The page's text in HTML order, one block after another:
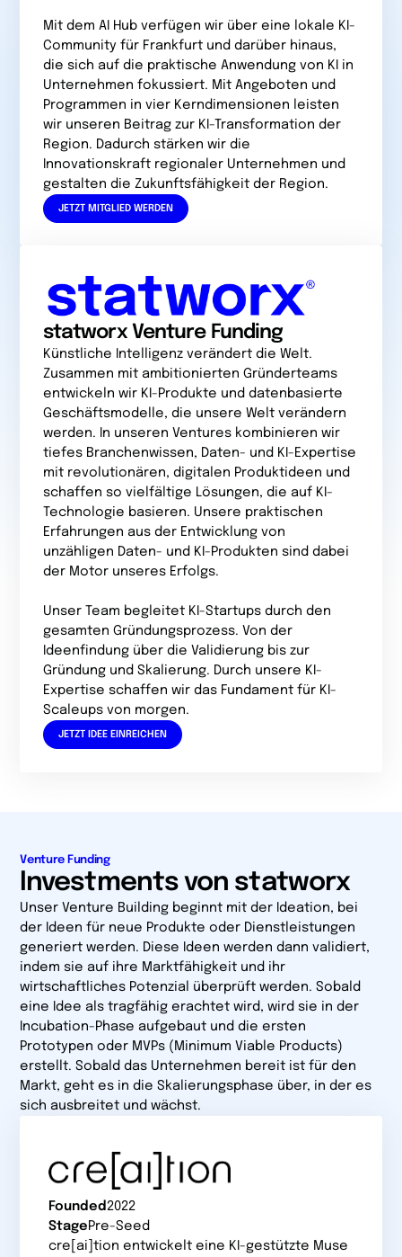
Mit dem AI Hub verfügen wir über eine lokale KI-
Community für Frankfurt und darüber hinaus,
die sich auf die praktische Anwendung von KI in
Unternehmen fokussiert. Mit Angeboten und
Programmen in vier Kerndimensionen leisten
wir unseren Beitrag zur KI-Transformation der
Region. Dadurch stärken wir die
Innovationskraft regionaler Unternehmen und
gestalten die Zukunftsfähigkeit der Region.
JETZT MITGLIED WERDEN
statworx Venture Funding
Künstliche Intelligenz verändert die Welt.
Zusammen mit ambi­tionierten Gründerteams
entwickeln wir KI-Produkte und datenbasierte
Geschäftsmodelle, die unsere Welt verändern
werden. In unseren Ventures kombinieren wir
tiefes Branchen­wissen, Daten- und KI-Expertise
mit revolutionären, digitalen Produktideen und
schaffen so vielfältige Lösungen, die auf KI-
Technologie basieren. Unsere praktischen
Erfahrungen aus der Entwicklung von
unzähligen Daten- und KI-Produkten sind dabei
der Motor unseres Erfolgs.
Unser Team begleitet KI-Startups durch den
gesamten Gründungs­prozess. Von der
Ideenfindung über die Validierung bis zur
Gründung und Skalierung. Durch unsere KI-
Expertise schaffen wir das Fundament für KI-
Scaleups von morgen.
JETZT IDEE EINREICHEN
Venture Funding
Investments von statworx
Unser Venture Building beginnt mit der Ideation, bei
der Ideen für neue Produkte oder Dienst­leistungen
generiert werden. Diese Ideen werden dann validiert,
indem sie auf ihre Marktfähigkeit und ihr
wirtschaftliches Potenzial überprüft werden. Sobald
eine Idee als tragfähig erachtet wird, wird sie in der
Incubation-Phase aufgebaut und die ersten
Prototypen oder MVPs (Minimum Viable Products)
erstellt. Sobald das Unternehmen bereit ist für den
Markt, geht es in die Skalierungs­phase über, in der es
sich ausbreitet und wächst.
Founded 2022
StagePre-Seed
cre[ai]tion entwickelt eine KI-gestützte Muse